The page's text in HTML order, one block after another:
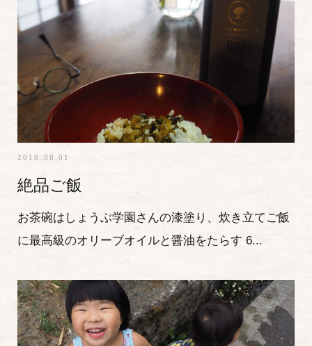
2018.08.01
絶品ご飯
お茶碗はしょうぶ学園さんの漆塗り、炊き立てご飯
に最高級のオリーブオイルと醤油をたらす 6...